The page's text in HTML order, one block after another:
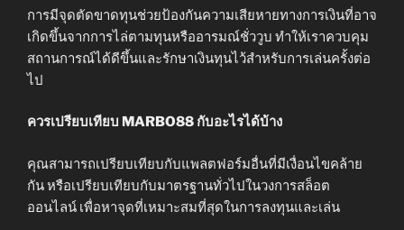
การมีจุดตัดขาดทุนช่วยป้องกันความเสียหายทางการเงินที่อาจ
เกิดขึ้นจากการไล่ตามทุนหรืออารมณ์ชั่ววูบ ทำให้เราควบคุม
สถานการณ์ได้ดีขึ้นและรักษาเงินทุนไว้สำหรับการเล่นครั้งต่อ
ไป
ควรเปรียบเทียบ MARBO88 กับอะไรได้บ้าง
คุณสามารถเปรียบเทียบกับแพลตฟอร์มอื่นที่มีเงื่อนไขคล้าย
กัน หรือเปรียบเทียบกับมาตรฐานทั่วไปในวงการสล็อต
ออนไลน์ เพื่อหาจุดที่เหมาะสมที่สุดในการลงทุนและเล่น